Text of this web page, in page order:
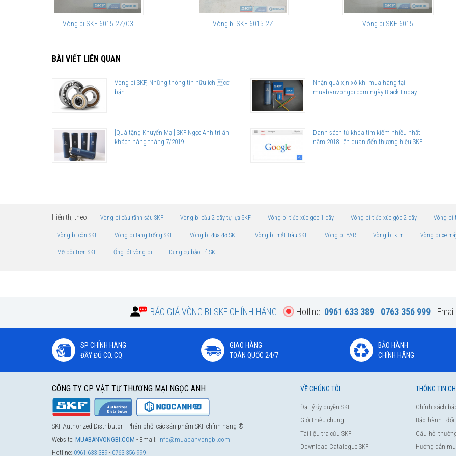
Vòng bi SKF 6015-2Z/C3 Vòng bi SKF 6015-2Z Vòng bi SKF 6015
BÀI VIẾT LIÊN QUAN
Vòng bi SKF, Những thông tin hữu ích cơ
bản
Nhận quà xịn xò khi mua hàng tại
muabanvongbi.com ngày Black Friday
[Quà tặng Khuyến Mại] SKF Ngọc Anh tri ân
khách hàng tháng 7/2019
Danh sách từ khóa tìm kiếm nhiều nhất
năm 2018 liên quan đến thương hiệu SKF
Hiển thị theo: Vòng bi cầu rãnh sâu SKF Vòng bi cầu 2 dãy tự lựa SKF Vòng bi tiếp xúc góc 1 dãy Vòng bi tiếp xúc góc 2 dãy Vòng bi
Vòng bi côn SKF Vòng bi tang trống SKF Vòng bi đũa đỡ SKF Vòng bi mắt trâu SKF Vòng bi YAR Vòng bi kim Vòng bi xe
Mỡ bôi trơn SKF Ống lót vòng bi Dụng cụ bảo trì SKF
BÁO GIÁ VÒNG BI SKF CHÍNH HÃNG - Hotline: 0961 633 389- 0763 356 999- Email:
SP CHÍNH HÃNG
ĐẦY ĐỦ CO, CQ
GIAO HÀNG
TOÀN QUỐC 24/7
BẢO HÀNH
CHÍNH HÃNG
CÔNG TY CP VẬT TƯ THƯƠNG MẠI NGỌC ANH
SKF Authorized Distributor - Phân phối các sản phẩm SKF chính hãng ®
Website: MUABANVONGBI.COM - Email: info@muabanvongbi.com
Hotline: 0961 633 389 - 0763 356 999
VỀ CHÚNG TÔI
Đại lý ủy quyền SKF
Giới thiệu chung
Tài liệu tra cứu SKF
Download Catalogue SKF
THÔNG TIN
Chính sách
Bảo hành -
Câu hỏi
Hướng dẫn